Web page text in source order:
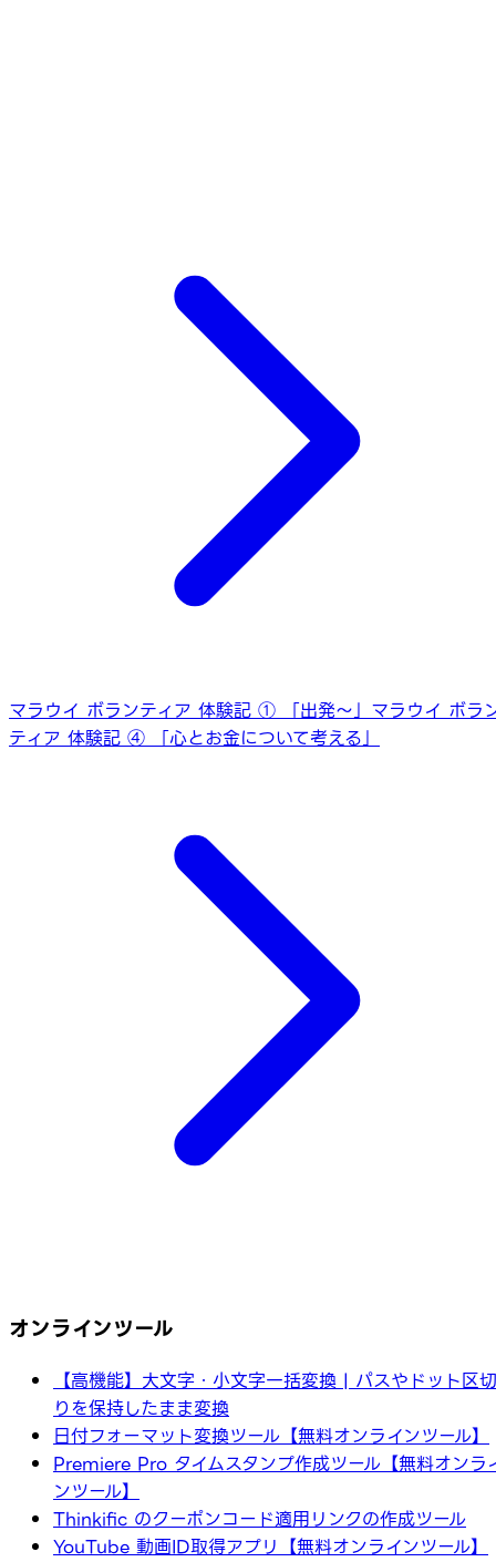
マラウイ ボランティア 体験記 ① 「出発～」 マラウイ ボラ
ティア 体験記 ④ 「心とお金について考える」
オンラインツール
【高機能】大文字・小文字一括変換 | パスやドット区切
りを保持したまま変換
日付フォーマット変換ツール【無料オンラインツール】
Premiere Pro タイムスタンプ作成ツール【無料オンラ
ンツール】
Thinkific のクーポンコード適用リンクの作成ツール
YouTube 動画ID取得アプリ【無料オンラインツール】